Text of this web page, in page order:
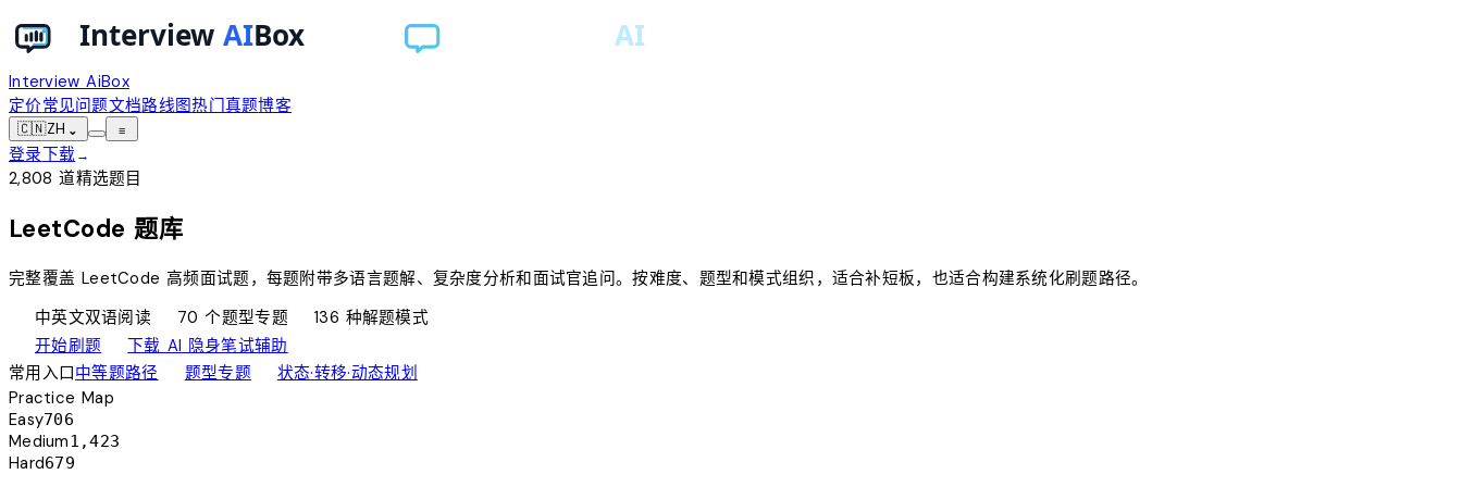
Interview AiBox
定价常见问题文档路线图热门真题博客
🇨🇳ZH ⌄ ≡
登录下载→
2,808 道精选题目
LeetCode 题库
完整覆盖 LeetCode 高频面试题，每题附带多语言题解、复杂度分析和面试官追问。按难度、题型和模式组织，适合补短板，也适合构建系统化刷题路径。
中英文双语阅读 70 个题型专题 136 种解题模式
开始刷题visibility_off下载 AI 隐身笔试辅助
常用入口中等题路径arrow_outward题型专题arrow_outward状态·转移·动态规划arrow_outward
Practice Map
Easy706
Medium1,423
Hard679